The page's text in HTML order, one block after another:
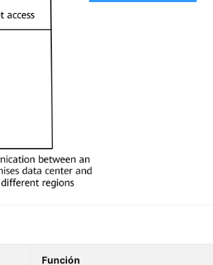
Función